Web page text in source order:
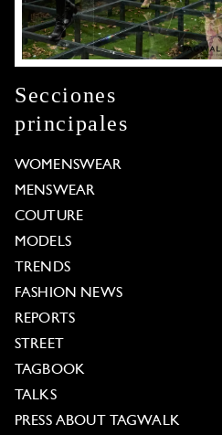
Secciones
principales
WOMENSWEAR
MENSWEAR
COUTURE
MODELS
TRENDS
FASHION NEWS
REPORTS
STREET
TAGBOOK
TALKS
PRESS ABOUT TAGWALK